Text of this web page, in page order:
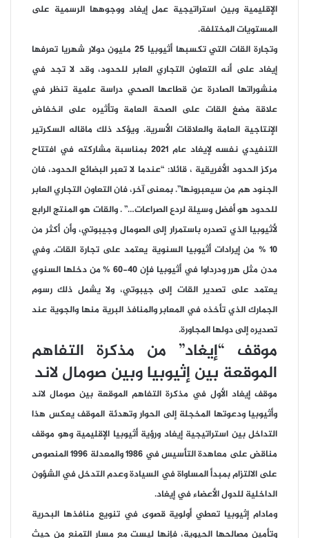
الإقليمية وبين استراتيجية عمل إيغاد ووجوهها الرسمية على
المستويات المختلفة.
وتجارة القات التي تكسبها أثيوبيا 25 مليون دولار شهريا تعرفها
إيغاد على أنه التعاون التجاري العابر للحدود، وقد لا تجد في
منشوراتها الصادرة عن قطاعها الصحي دراسة علمية تنظر في
علاقة مضغ القات على الصحة العامة وتأثيره على انخفاض
الإنتاجية العامة والعلاقات الأسرية. ويؤكد ذلك ماقاله السكرتير
التنفيدي نفسه لإيغاد عام 2021 بمناسبة مشاركته في افتتاح
مركز الحدود الأفريقية ، قائلا: “عندما لا تعبر البضائع الحدود، فان
الجنود هم من سيعبرونها”. بمعنى آخر، فان التعاون التجاري العابر
للحدود هو أفضل وسيلة لردع الصراعات…” . والقات هو المنتج الرابع
لأثيوبيا الذي تصدره باستمرار إلى الصومال وجيبوتي، وأن أكثر من
10 % من إيرادات أثيوبيا السنوية يعتمد على تجارة القات. وفي
مدن مثل هرر ودرداوا في أثيوبيا فإن 40-60 % من دخلها السنوي
يعتمد على تصدير القات إلى جيبوتي، ولا يشمل ذلك رسوم
الجمارك الذي تأخذه في المعابر والمنافذ البرية منها والجوية عند
تصديره إلى دولها المجاورة.
موقف “إيغاد” من مذكرة التفاهم
الموقعة بين إثيوبيا وبين صومال لاند
موقف إيغاد الأول في مذكرة التفاهم الموقعة بين صومال لاند
وأثيوبيا ودعوتها المخجلة إلى الحوار وتهدئة الموقف يعكس هذا
التداخل بين استراتيجية إيغاد ورؤية أثيوبيا الإقليمية وهو موقف
مناقض على معاهدة التأسيس في 1986 والمعدلة 1996 المنصوص
على الالتزام بمبدأ المساواة في السيادة وعدم التدخل في الشؤون
الداخلية للدول الأعضاء في إيغاد.
ومادام إثيوبيا تعطي أولوية قصوى في تنويع منافذها البحرية
وتأمين مصالحها الحيوية، فإنها ليست مع مسار التمنع من حيث